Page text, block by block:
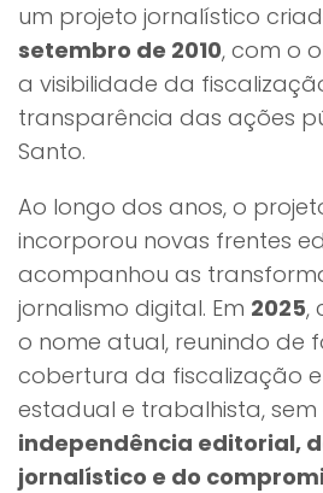
um projeto jornalístico
setembro de 2010, com o
a visibilidade da
transparência das ações
Santo.
Ao longo dos anos, o
incorporou novas frentes
acompanhou as
jornalismo digital. Em 2025,
o nome atual, reunindo de
cobertura da fiscalização
estadual e trabalhista,
independência editorial,
jornalístico e do